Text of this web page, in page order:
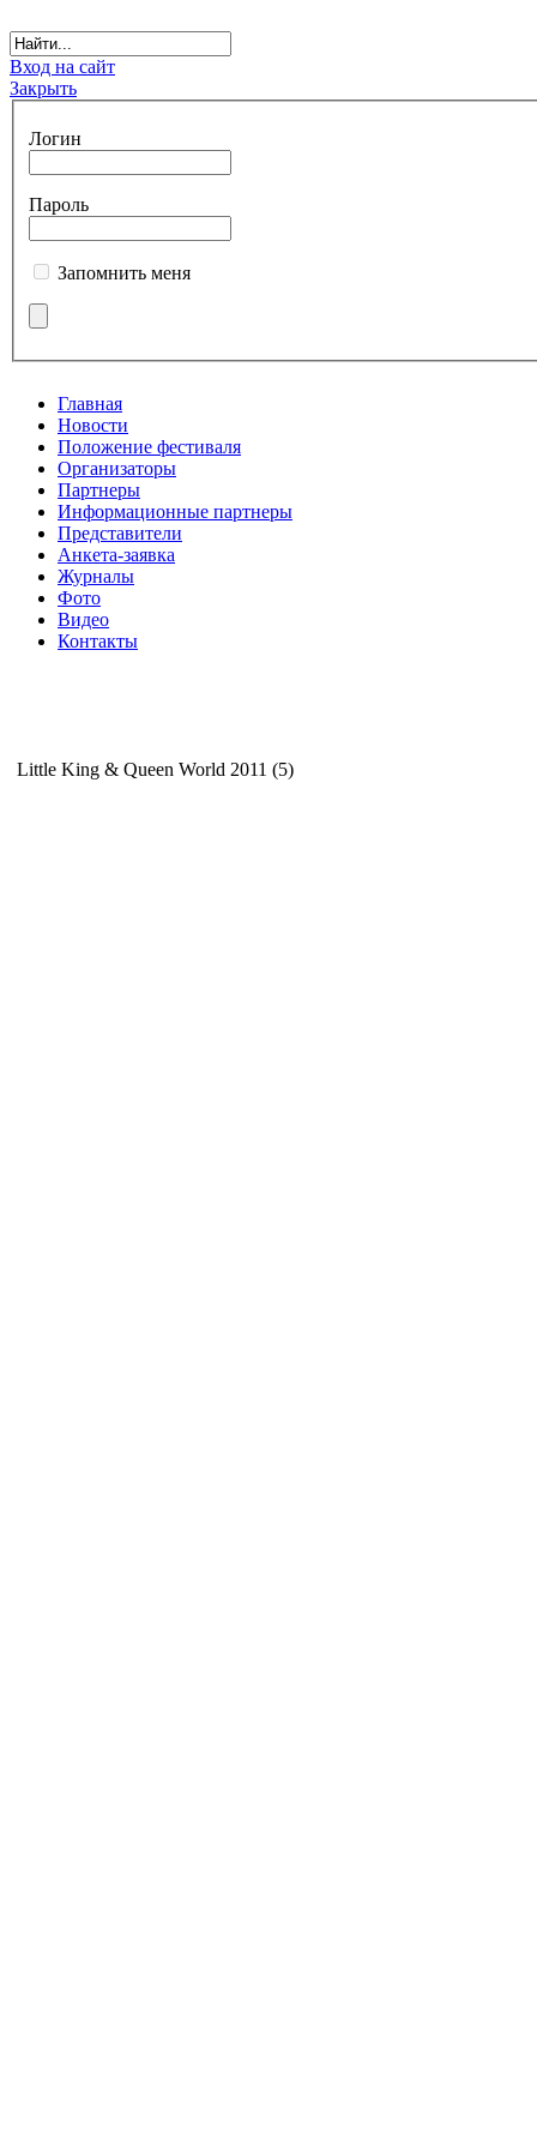
Вход на сайт
Закрыть
Логин
Пароль
Запомнить меня
Главная
Новости
Положение фестиваля
Организаторы
Партнеры
Информационные партнеры
Представители
Анкета-заявка
Журналы
Фото
Видео
Контакты
Little King & Queen World 2011 (5)